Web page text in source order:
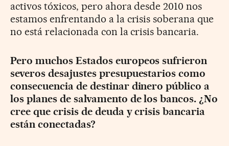
activos tóxicos, pero ahora desde 2010 nos
estamos enfrentando a la crisis soberana que
no está relacionada con la crisis bancaria.
Pero muchos Estados europeos sufrieron
severos desajustes presupuestarios como
consecuencia de destinar dinero público a
los planes de salvamento de los bancos. ¿No
cree que crisis de deuda y crisis bancaria
están conectadas?